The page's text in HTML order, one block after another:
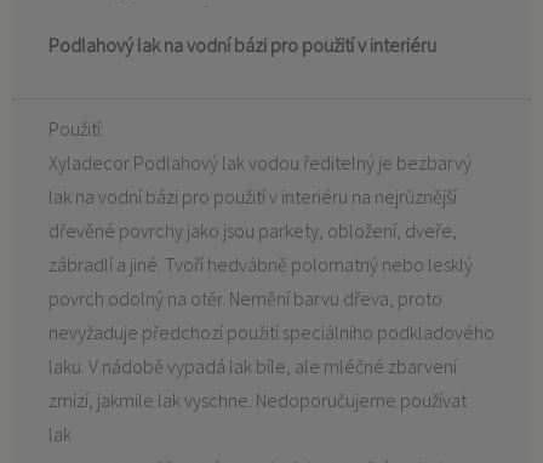
Podlahový lak na vodní bázi pro použití v interiéru
Použití:
Xyladecor Podlahový lak vodou ředitelný je bezbarvý
lak na vodní bázi pro použití v interiéru na nejrůznější
dřevěné povrchy jako jsou parkety, obložení, dveře,
zábradlí a jiné. Tvoří hedvábně polomatný nebo lesklý
povrch odolný na otěr. Nemění barvu dřeva, proto
nevyžaduje předchozí použití speciálního podkladového
laku. V nádobě vypadá lak bíle, ale mléčné zbarvení
zmizí, jakmile lak vyschne. Nedoporučujeme používat
lak